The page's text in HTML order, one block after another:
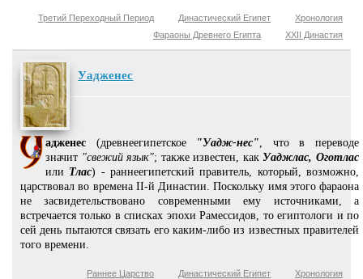
Хронология
Династический Египет
Третий Переходный Период
XXII Династия
Фараоны Древнего Египта
Уадженес
адженес (древнеегипетское "Уадж-нес", что в переводе
значит "свежий язык"; также известен, как Уаджлас, Оготлас
или Тлас) - раннеегипетский правитель, который, возможно,
царствовал во времена II-й Династии. Поскольку имя этого фараона
не засвидетельствовано современными ему источниками, а
встречается только в списках эпохи Рамессидов, то египтологи и по
сей день пытаются связать его каким-либо из известных правителей
того времени.
Хронология
Династический Египет
Раннее Царство